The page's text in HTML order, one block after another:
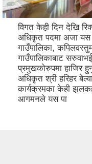
विगत केही दिन देखि
अधिकृत पदमा अजा यस
गाउँपालिका,
गाउँपालिकाबाट
प्रमुखकोरुपमा हाजिर
अधिकृत श्री हरिहर
कार्यक्रमका केही
आगमनले यस पा